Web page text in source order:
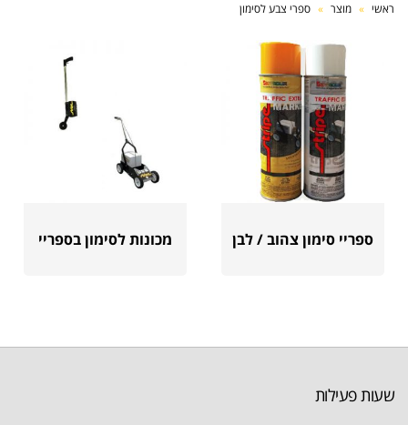
ראשי » מוצר » ספרי צבע לסימון
ספריי סימון צהוב / לבן מכונות לסימון בספריי
שעות פעילות